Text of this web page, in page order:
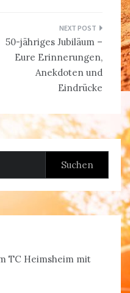
50-jähriges Jubiläum –
Eure Erinnerungen,
Anekdoten und
Eindrücke
TC Heimsheim mit